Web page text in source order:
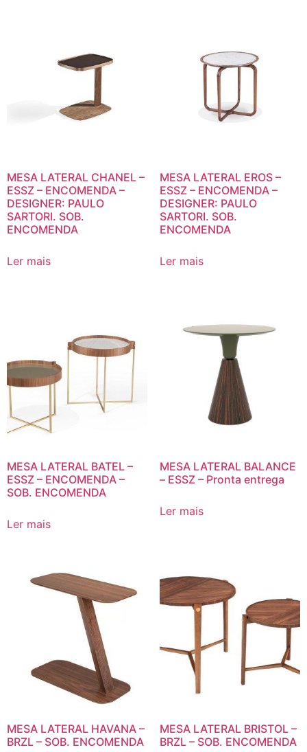
MESA LATERAL CHANEL –
ESSZ – ENCOMENDA –
DESIGNER: PAULO
SARTORI. SOB.
ENCOMENDA
Ler mais
MESA LATERAL EROS –
ESSZ – ENCOMENDA –
DESIGNER: PAULO
SARTORI. SOB.
ENCOMENDA
Ler mais
MESA LATERAL BATEL –
ESSZ – ENCOMENDA –
SOB. ENCOMENDA
Ler mais
MESA LATERAL BALANCE
– ESSZ – Pronta entrega
Ler mais
MESA LATERAL HAVANA –
BRZL – SOB. ENCOMENDA
MESA LATERAL BRISTOL –
BRZL – SOB. ENCOMENDA